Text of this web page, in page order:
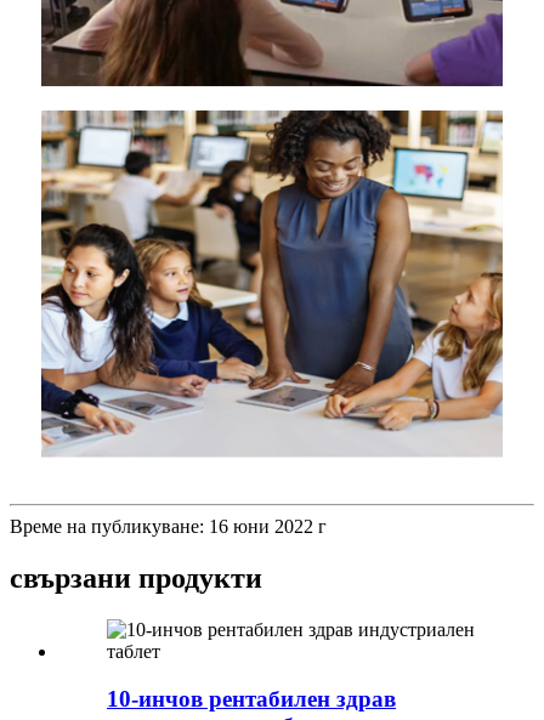
Време на публикуване: 16 юни 2022 г
свързани продукти
10-инчов рентабилен здрав